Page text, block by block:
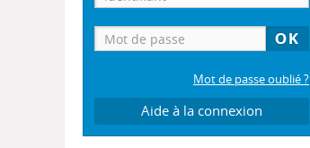
Mot de passe oublié ?
Aide à la connexion